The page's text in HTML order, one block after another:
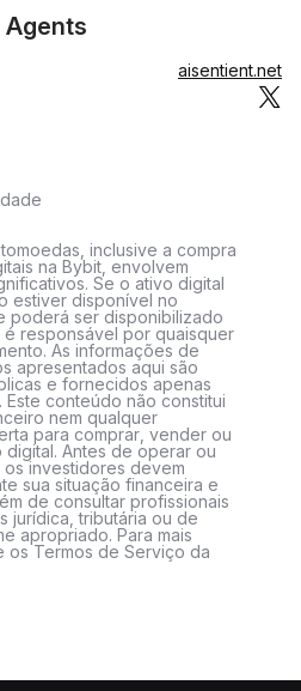
Agents
aisentient.net
inclusive a compra
na Bybit, envolvem
Se o ativo digital
estiver disponível no
poderá ser disponibilizado
é responsável por quaisquer
As informações de
apresentados aqui são
e fornecidos apenas
Este conteúdo não constitui
nem qualquer
para comprar, vender ou
digital. Antes de operar ou
investidores devem
sua situação financeira e
de consultar profissionais
jurídica, tributária ou de
apropriado. Para mais
os Termos de Serviço da